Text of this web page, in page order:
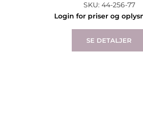
SKU: 44-256-77
Login for priser og
SE DETALJER